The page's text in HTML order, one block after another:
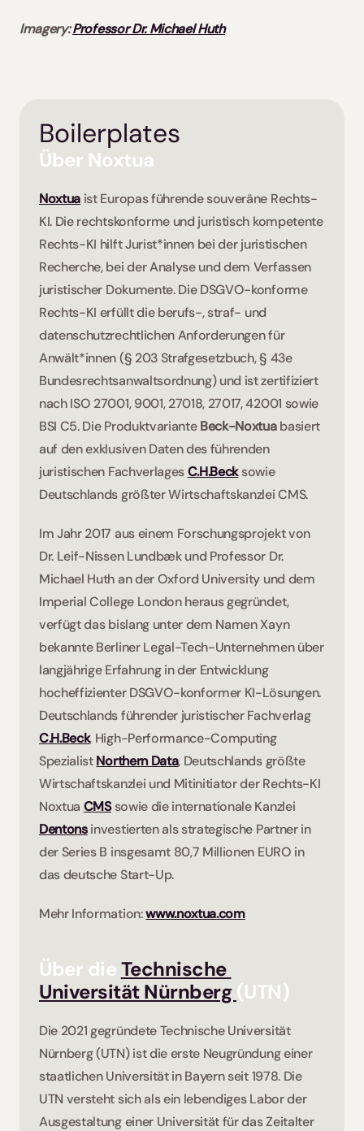
Imagery: Professor Dr. Michael Huth
Boilerplates
Über Noxtua
Noxtua ist Europas führende souveräne Rechts-
KI. Die rechtskonforme und juristisch kompetente
Rechts-KI hilft Jurist*innen bei der juristischen
Recherche, bei der Analyse und dem Verfassen
juristischer Dokumente. Die DSGVO-konforme
Rechts-KI erfüllt die berufs-, straf- und
datenschutzrechtlichen Anforderungen für
Anwält*innen (§ 203 Strafgesetzbuch, § 43e
Bundesrechtsanwaltsordnung) und ist zertifiziert
nach ISO 27001, 9001, 27018, 27017, 42001 sowie
BSI C5. Die Produktvariante Beck-Noxtua basiert
auf den exklusiven Daten des führenden
juristischen Fachverlages C.H.Beck sowie
Deutschlands größter Wirtschaftskanzlei CMS.
Im Jahr 2017 aus einem Forschungsprojekt von
Dr. Leif-Nissen Lundbæk und Professor Dr.
Michael Huth an der Oxford University und dem
Imperial College London heraus gegründet,
verfügt das bislang unter dem Namen Xayn
bekannte Berliner Legal-Tech-Unternehmen über
langjährige Erfahrung in der Entwicklung
hocheffizienter DSGVO-konformer KI-Lösungen.
Deutschlands führender juristischer Fachverlag
C.H.Beck, High-Performance-Computing
Spezialist Northern Data, Deutschlands größte
Wirtschaftskanzlei und Mitinitiator der Rechts-KI
Noxtua CMS
Dentons investierten als strategische Partner in
der Series B insgesamt 80,7 Millionen EURO in
das deutsche Start-Up.
Mehr Information: www.noxtua.com
Über die Technische
Universität Nürnberg (UTN)
Die 2021 gegründete Technische Universität
Nürnberg (UTN) ist die erste Neugründung einer
staatlichen Universität in Bayern seit 1978. Die
UTN versteht sich als ein lebendiges Labor der
Ausgestaltung einer Universität für das Zeitalter